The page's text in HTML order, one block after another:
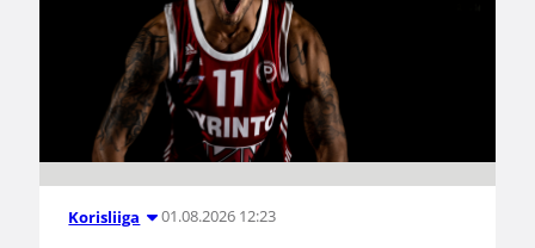
Korisliiga 01.08.2026 12:23